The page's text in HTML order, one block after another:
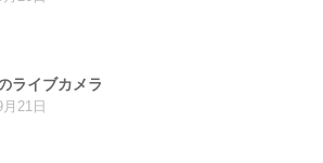
ライブカメラ
21日